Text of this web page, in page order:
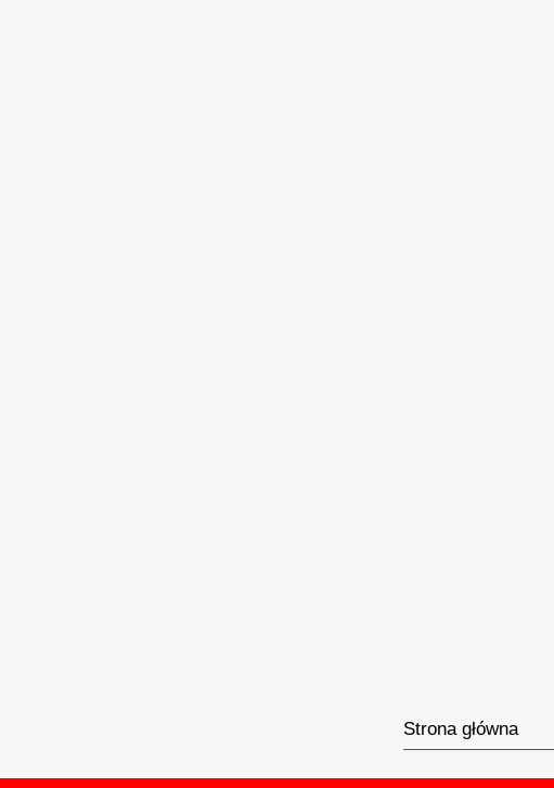
Strona główna